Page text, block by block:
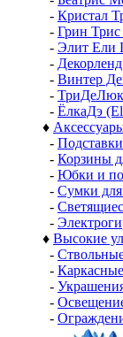
- Кристал
- Грин Трис
- Элит Ели
-
- Винтер
-
- ЁлкаДэ
♦
-
- Корзины
- Юбки и
- Сумки
-
-
♦ Высокие
-
-
-
-
-